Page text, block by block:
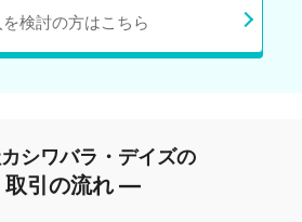
検討の方はこちら
シワバラ・デイズの
引の流れ ―